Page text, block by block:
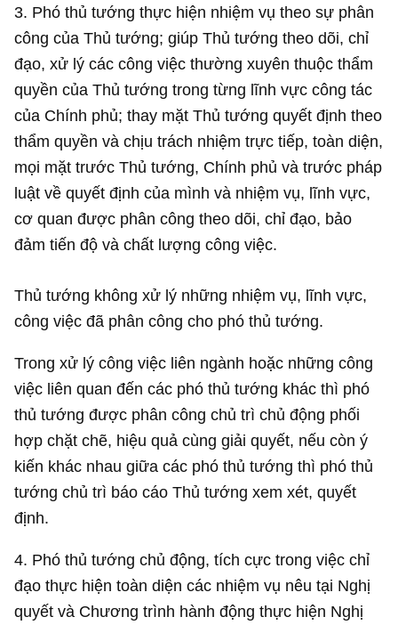
3. Phó thủ tướng thực hiện nhiệm vụ theo sự phân
công của Thủ tướng; giúp Thủ tướng theo dõi, chỉ
đạo, xử lý các công việc thường xuyên thuộc thẩm
quyền của Thủ tướng trong từng lĩnh vực công tác
của Chính phủ; thay mặt Thủ tướng quyết định theo
thẩm quyền và chịu trách nhiệm trực tiếp, toàn diện,
mọi mặt trước Thủ tướng, Chính phủ và trước pháp
luật về quyết định của mình và nhiệm vụ, lĩnh vực,
cơ quan được phân công theo dõi, chỉ đạo, bảo
đảm tiến độ và chất lượng công việc.
Thủ tướng không xử lý những nhiệm vụ, lĩnh vực,
công việc đã phân công cho phó thủ tướng.
Trong xử lý công việc liên ngành hoặc những công
việc liên quan đến các phó thủ tướng khác thì phó
thủ tướng được phân công chủ trì chủ động phối
hợp chặt chẽ, hiệu quả cùng giải quyết, nếu còn ý
kiến khác nhau giữa các phó thủ tướng thì phó thủ
tướng chủ trì báo cáo Thủ tướng xem xét, quyết
định.
4. Phó thủ tướng chủ động, tích cực trong việc chỉ
đạo thực hiện toàn diện các nhiệm vụ nêu tại Nghị
quyết và Chương trình hành động thực hiện Nghị